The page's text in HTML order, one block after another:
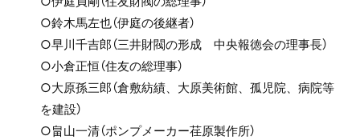
○鈴木馬左也（伊庭の後継者）
○早川千吉郎（三井財閥の形成 中央報徳会の理事長）
○小倉正恒（住友の総理事）
○大原孫三郎（倉敷紡績、大原美術館、孤児院、病院等
を建設）
○畠山一清（ポンプメーカー荏原製作所）